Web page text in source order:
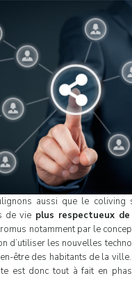
aussi que le coliving
de vie plus respectueux
notamment par le
d’utiliser les nouvelles
être des habitants de la
est donc tout à fait en